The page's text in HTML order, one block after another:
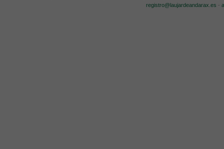
registro@laujardeandarax.es -